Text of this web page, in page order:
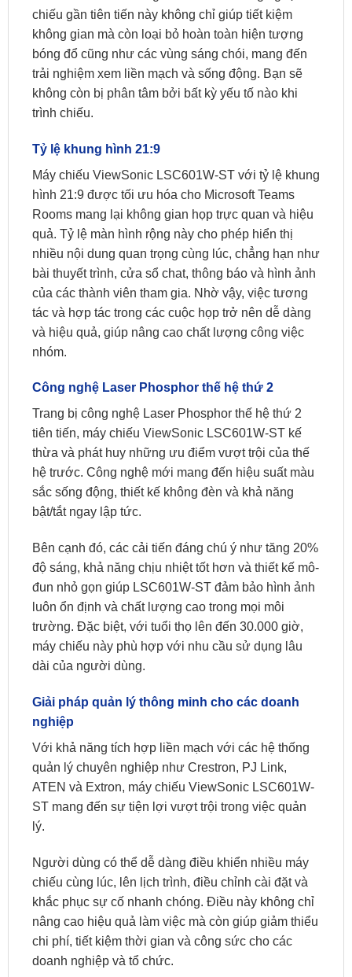
chiếu gần tiên tiến này không chỉ giúp tiết kiệm
không gian mà còn loại bỏ hoàn toàn hiện tượng
bóng đổ cũng như các vùng sáng chói, mang đến
trải nghiệm xem liền mạch và sống động. Bạn sẽ
không còn bị phân tâm bởi bất kỳ yếu tố nào khi
trình chiếu.
Tỷ lệ khung hình 21:9
Máy chiếu ViewSonic LSC601W-ST với tỷ lệ khung
hình 21:9 được tối ưu hóa cho Microsoft Teams
Rooms mang lại không gian họp trực quan và hiệu
quả. Tỷ lệ màn hình rộng này cho phép hiển thị
nhiều nội dung quan trọng cùng lúc, chẳng hạn như
bài thuyết trình, cửa sổ chat, thông báo và hình ảnh
của các thành viên tham gia. Nhờ vậy, việc tương
tác và hợp tác trong các cuộc họp trở nên dễ dàng
và hiệu quả, giúp nâng cao chất lượng công việc
nhóm.
Công nghệ Laser Phosphor thế hệ thứ 2
Trang bị công nghệ Laser Phosphor thế hệ thứ 2
tiên tiến, máy chiếu ViewSonic LSC601W-ST kế
thừa và phát huy những ưu điểm vượt trội của thế
hệ trước. Công nghệ mới mang đến hiệu suất màu
sắc sống động, thiết kế không đèn và khả năng
bật/tắt ngay lập tức.
Bên cạnh đó, các cải tiến đáng chú ý như tăng 20%
độ sáng, khả năng chịu nhiệt tốt hơn và thiết kế mô-
đun nhỏ gọn giúp LSC601W-ST đảm bảo hình ảnh
luôn ổn định và chất lượng cao trong mọi môi
trường. Đặc biệt, với tuổi thọ lên đến 30.000 giờ,
máy chiếu này phù hợp với nhu cầu sử dụng lâu
dài của người dùng.
Giải pháp quản lý thông minh cho các doanh
nghiệp
Với khả năng tích hợp liền mạch với các hệ thống
quản lý chuyên nghiệp như Crestron, PJ Link,
ATEN và Extron, máy chiếu ViewSonic LSC601W-
ST mang đến sự tiện lợi vượt trội trong việc quản
lý.
Người dùng có thể dễ dàng điều khiển nhiều máy
chiếu cùng lúc, lên lịch trình, điều chỉnh cài đặt và
khắc phục sự cố nhanh chóng. Điều này không chỉ
nâng cao hiệu quả làm việc mà còn giúp giảm thiểu
chi phí, tiết kiệm thời gian và công sức cho các
doanh nghiệp và tổ chức.